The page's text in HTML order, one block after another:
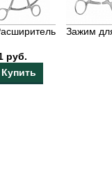
руб.
Купить
Зажим